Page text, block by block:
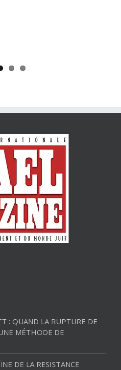
: QUAND LA RUPTURE DE
MÉTHODE DE
DE LA RESISTANCE